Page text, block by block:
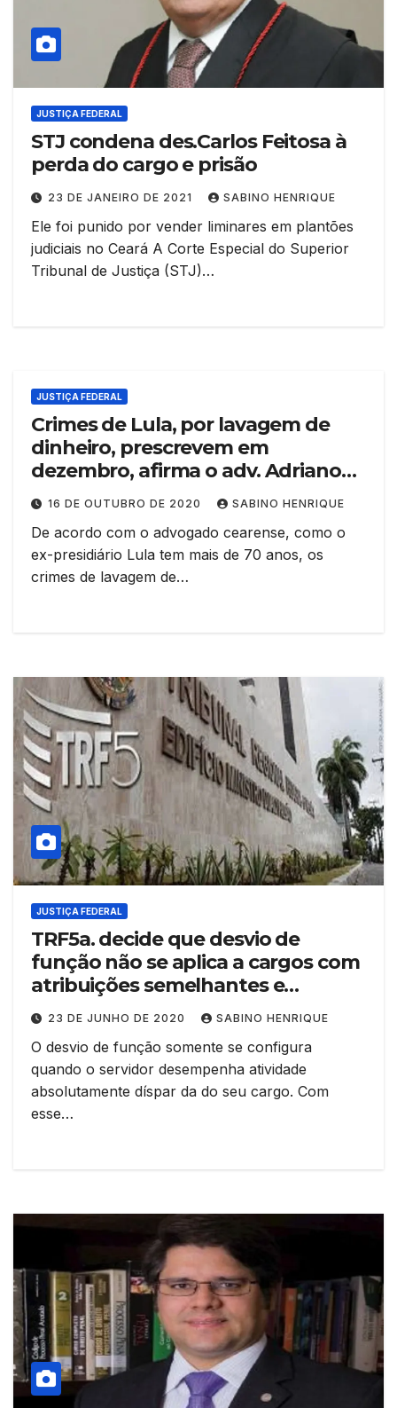
JUSTIÇA FEDERAL
STJ condena des.Carlos Feitosa à
perda do cargo e prisão
23 DE JANEIRO DE 2021 SABINO HENRIQUE
Ele foi punido por vender liminares em plantões
judiciais no Ceará A Corte Especial do Superior
Tribunal de Justiça (STJ)…
JUSTIÇA FEDERAL
Crimes de Lula, por lavagem de
dinheiro, prescrevem em
dezembro, afirma o adv. Adriano
Pinto
16 DE OUTUBRO DE 2020 SABINO HENRIQUE
De acordo com o advogado cearense, como o
ex-presidiário Lula tem mais de 70 anos, os
crimes de lavagem de…
JUSTIÇA FEDERAL
TRF5a. decide que desvio de
função não se aplica a cargos com
atribuições semelhantes e
vinculadas
23 DE JUNHO DE 2020 SABINO HENRIQUE
O desvio de função somente se configura
quando o servidor desempenha atividade
absolutamente díspar da do seu cargo. Com
esse…